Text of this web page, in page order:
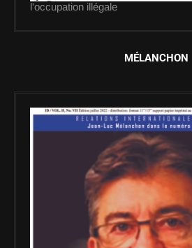
l'occupation illégale
MÉLANCHON